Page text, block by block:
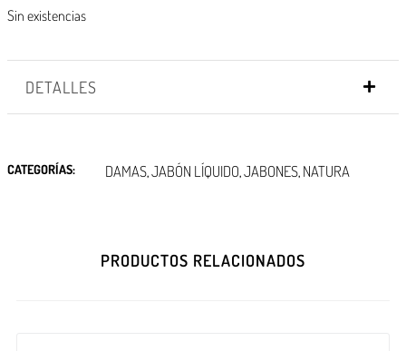
Sin existencias
DETALLES
CATEGORÍAS: DAMAS,JABÓN LÍQUIDO,JABONES, NATURA
PRODUCTOS RELACIONADOS